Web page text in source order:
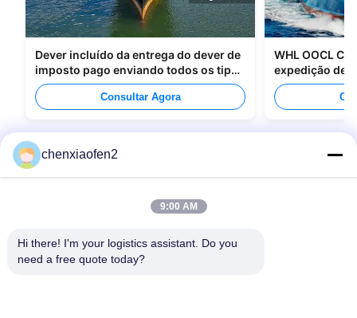
Dever incluído da entrega do dever de
imposto pago enviando todos os tipos
de empacotamento
Consultar Agora
WHL OOCL
expedição de
para o Canadá
chenxiaofen2
9:00 AM
Hi there! I'm your logistics assistant. Do you
need a free quote today?